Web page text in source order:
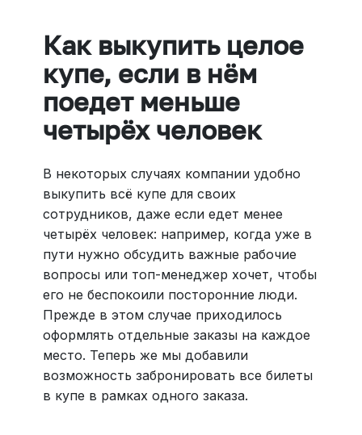
Как выкупить целое
купе, если в нём
поедет меньше
четырёх человек
В некоторых случаях компании удобно
выкупить всё купе для своих
сотрудников, даже если едет менее
четырёх человек: например, когда уже в
пути нужно обсудить важные рабочие
вопросы или топ-менеджер хочет, чтобы
его не беспокоили посторонние люди.
Прежде в этом случае приходилось
оформлять отдельные заказы на каждое
место. Теперь же мы добавили
возможность забронировать все билеты
в купе в рамках одного заказа.